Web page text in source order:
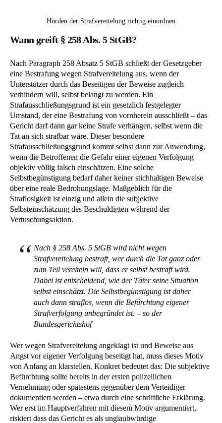
Hürden der Strafvereitelung richtig einordnen
Wann greift § 258 Abs. 5 StGB?
Nach Paragraph 258 Absatz 5 StGB schließt der Gesetzgeber
eine Bestrafung wegen Strafvereitelung aus, wenn der
Unterstützer durch das Beseitigen der Beweise zugleich
verhindern will, selbst belangt zu werden. Ein
Strafausschließungsgrund ist ein gesetzlich festgelegter
Umstand, der eine Bestrafung von vornherein ausschließt – das
Gericht darf dann gar keine Strafe verhängen, selbst wenn die
Tat an sich strafbar wäre. Dieser besondere
Strafausschließungsgrund kommt selbst dann zur Anwendung,
wenn die Betroffenen die Gefahr einer eigenen Verfolgung
objektiv völlig falsch einschätzen. Eine solche
Selbstbegünstigung bedarf daher keiner stichhaltigen Beweise
über eine reale Bedrohungslage. Maßgeblich für die
Straflosigkeit ist einzig und allein die subjektive
Selbsteinschätzung des Beschuldigten während der
Vertuschungsaktion.
Nach § 258 Abs. 5 StGB wird nicht wegen
Strafvereitelung bestraft, wer durch die Tat ganz oder
zum Teil vereiteln will, dass er selbst bestraft wird.
Dabei ist entscheidend, wie der Täter seine Situation
selbst einschätzt. Die Selbstbegünstigung ist daher
auch dann straflos, wenn die Befürchtung eigener
Strafverfolgung unbegründet ist. – so der
Bundesgerichtshof
Wer wegen Strafvereitelung angeklagt ist und Beweise aus
Angst vor eigener Verfolgung beseitigt hat, muss dieses Motiv
von Anfang an klarstellen. Konkret bedeutet das: Die subjektive
Befürchtung sollte bereits in der ersten polizeilichen
Vernehmung oder spätestens gegenüber dem Verteidiger
dokumentiert werden – etwa durch eine schriftliche Erklärung.
Wer erst im Hauptverfahren mit diesem Motiv argumentiert,
riskiert dass das Gericht es als unglaubwürdige